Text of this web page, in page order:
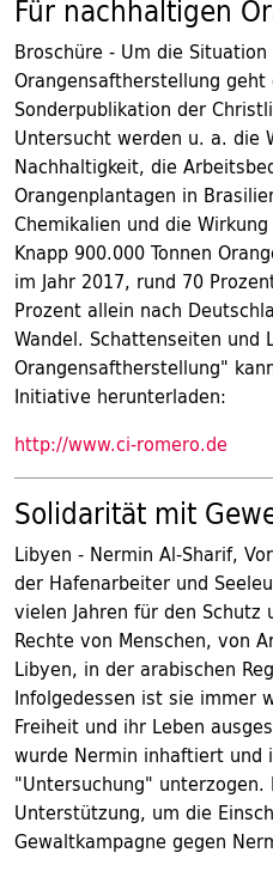
Für nachhaltigen
Broschüre - Um die
Orangensaftherstellung
Sonderpublikation der
Untersucht werden u. a. die
Nachhaltigkeit, die
Orangenplantagen in
Chemikalien und die
Knapp 900.000 Tonnen
im Jahr 2017, rund 70
Prozent allein nach
Wandel. Schattenseiten und
Orangensaftherstellung"
Initiative herunterladen:
http://www.ci-romero.de
Solidarität mit
Libyen - Nermin Al-Sharif,
der Hafenarbeiter und
vielen Jahren für den Schutz
Rechte von Menschen, von
Libyen, in der arabischen
Infolgedessen ist sie immer
Freiheit und ihr Leben
wurde Nermin inhaftiert und
"Untersuchung"
Unterstützung, um die
Gewaltkampagne gegen